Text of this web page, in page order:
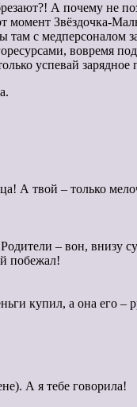
А почему не
Звёздочка-
с
вовремя
успевай зарядное
твой – только
– вон, внизу
побежал!
купил, а она его –
А я тебе говорила!